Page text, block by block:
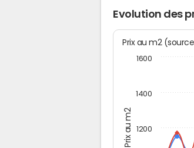
Evolution des
Prix au m2
Prix au
1200
1400
1600